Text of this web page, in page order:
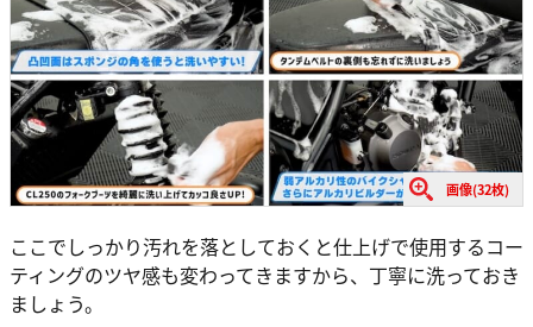
画像(32枚)
ここでしっかり汚れを落としておくと仕上げで使用するコー
ティングのツヤ感も変わってきますから、丁寧に洗っておき
ましょう。